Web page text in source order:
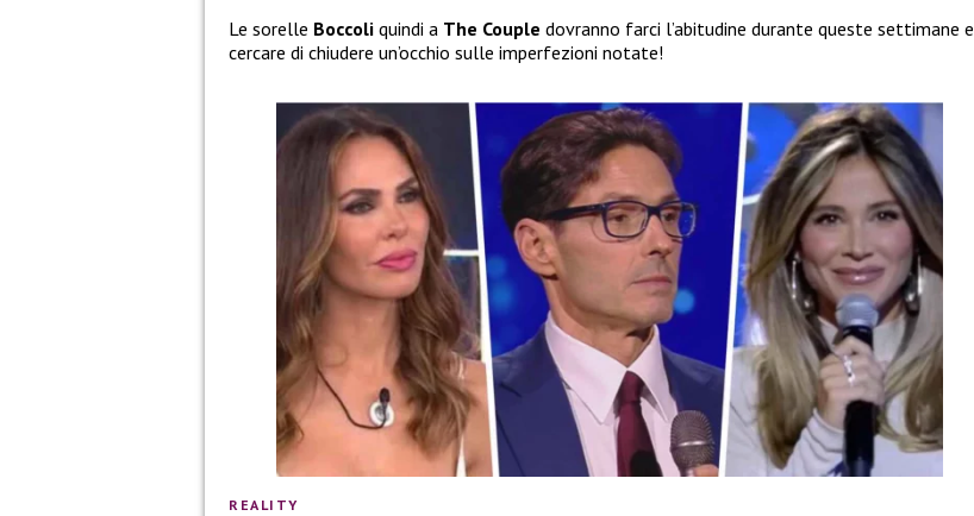
Le sorelle Boccoli quindi a The Couple dovranno farci l’abitudine durante queste settimane e
cercare di chiudere un’occhio sulle imperfezioni notate!
REALITY